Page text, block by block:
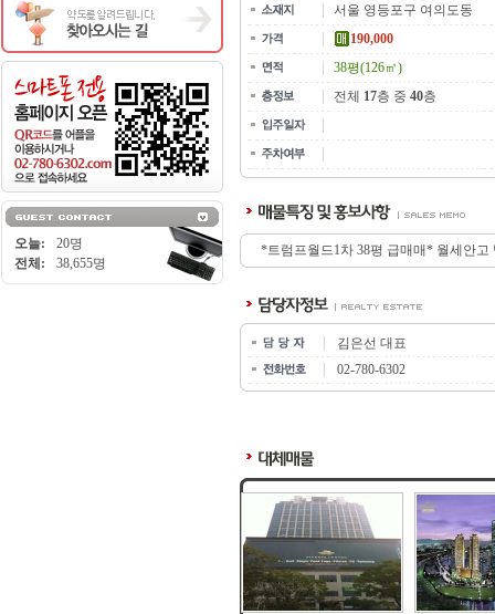
오늘:
20명
전체:
38,655명
서울 영등포구 여의도동
190,000
38평(126㎡)
전체 17층 중 40층
*트럼프월드1차 38평 급매매* 월세안
김은선 대표
02-780-6302